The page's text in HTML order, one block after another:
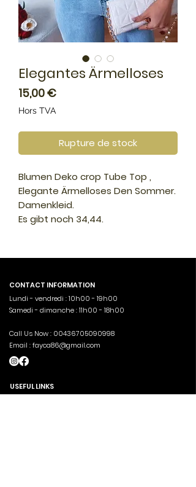
Elegantes Ärmelloses
15,00 €Prix
Hors TVA
Rupture de stock
Blumen Deko crop Tube Top ,
Elegante Ärmelloses Den Sommer.
Damenkleid.
Es gibt noch 34,44.
CONTACT INFORMATION
Lundi - vendredi : 10h00 - 19h00
Samedi - dimanche : 11h00 - 18h00
Call Us Now : 00436705090998
Email :fayca86@gmail.com
USEFUL LINKS